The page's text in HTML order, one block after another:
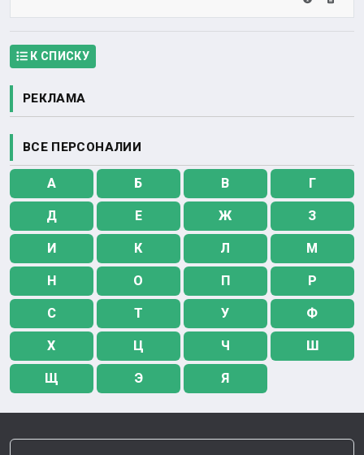
К СПИСКУ
РЕКЛАМА
ВСЕ ПЕРСОНАЛИИ
А Б В Г
Д Е Ж З
И К Л М
Н О П Р
С Т У Ф
Х Ц Ч Ш
Щ Э Я